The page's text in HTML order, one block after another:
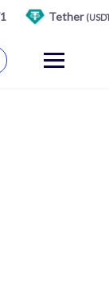
Tether(USDT)